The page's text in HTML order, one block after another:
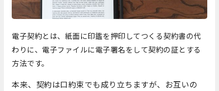
電子契約とは、紙面に印鑑を押印してつくる契約書の代
わりに、電子ファイルに電子署名をして契約の証とする
方法です。
本来、契約は口約束でも成り立ちますが、お互いの